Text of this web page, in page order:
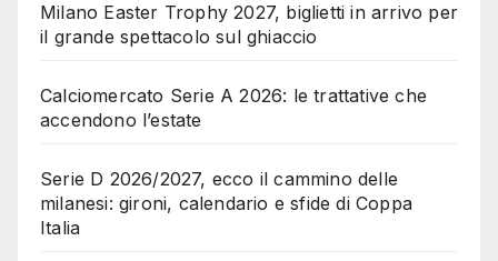
Milano Easter Trophy 2027, biglietti in arrivo per
il grande spettacolo sul ghiaccio
Calciomercato Serie A 2026: le trattative che
accendono l’estate
Serie D 2026/2027, ecco il cammino delle
milanesi: gironi, calendario e sfide di Coppa
Italia